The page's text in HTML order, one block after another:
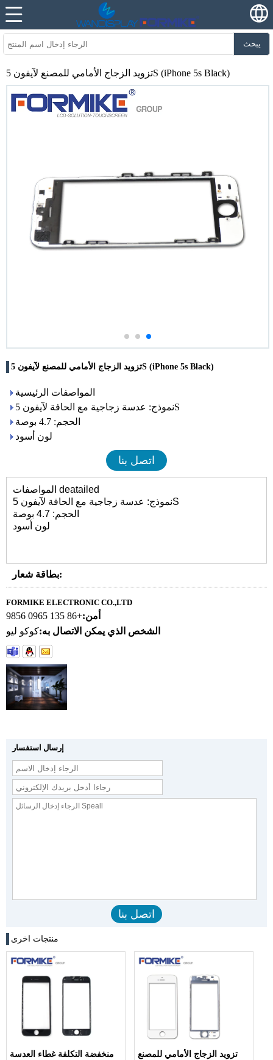
يبحث
تزويد الزجاج الأمامي للمصنع لآيفون 5S (iPhone 5s Black)
تزويد الزجاج الأمامي للمصنع لآيفون 5S (iPhone 5s Black)
المواصفات الرئيسية
نموذج: عدسة زجاجية مع الحافة لآيفون 5S
الحجم: 4.7 بوصة
لون أسود
اتصل بنا
المواصفات deatailed
نموذج: عدسة زجاجية مع الحافة لآيفون 5S
الحجم: 4.7 بوصة
لون أسود
بطاقة شعار:
FORMIKE ELECTRONIC CO.,LTD
أمن:+86 135 0965 9856
الشخص الذي يمكن الاتصال به:كوكو ليو
إرسال استفسار
منتجات اخرى
منخفضة التكلفة غطاء العدسة
تزويد الزجاج الأمامي للمصنع